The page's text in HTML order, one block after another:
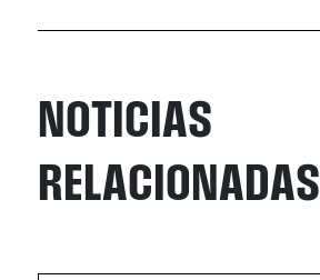
NOTICIAS
RELACIONADAS